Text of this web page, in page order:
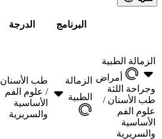
البرنامج الدرجة
الزمالة الطبية
أمراض
وجراحة اللثة
طب الأسنان /
علوم الفم
الأساسية
والسريرية
الزمالة
الطبية
طب الأسنان
/ علوم الفم
الأساسية
والسريرية